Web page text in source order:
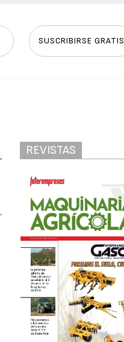
SUSCRIBIRSE GRATIS
REVISTAS